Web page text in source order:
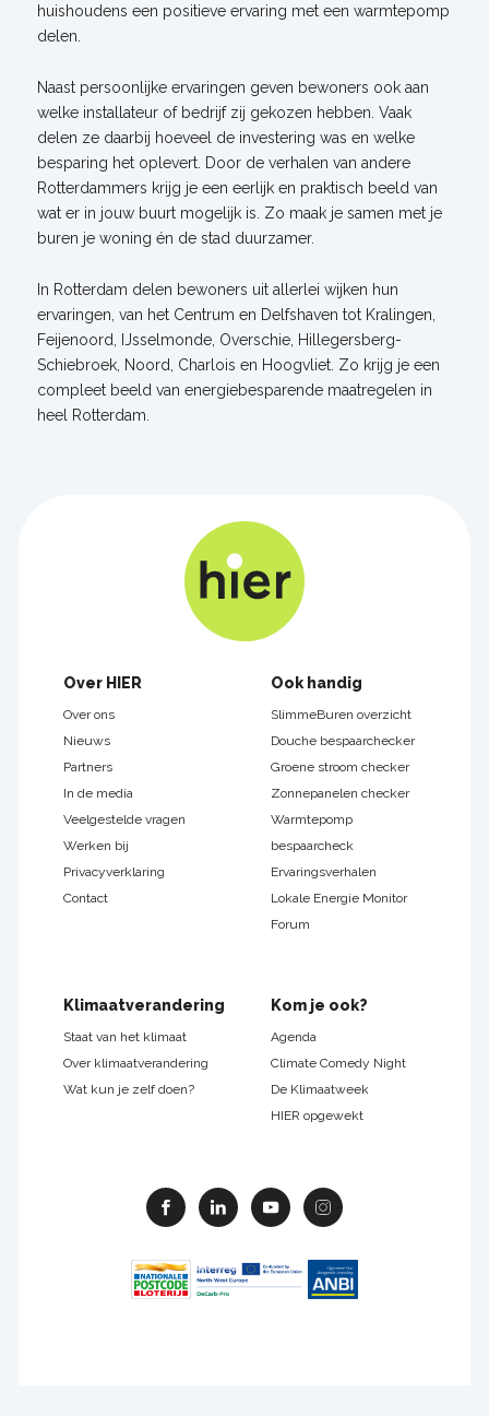
huishoudens een positieve ervaring met een warmtepomp
delen.
Naast persoonlijke ervaringen geven bewoners ook aan
welke installateur of bedrijf zij gekozen hebben. Vaak
delen ze daarbij hoeveel de investering was en welke
besparing het oplevert. Door de verhalen van andere
Rotterdammers krijg je een eerlijk en praktisch beeld van
wat er in jouw buurt mogelijk is. Zo maak je samen met je
buren je woning én de stad duurzamer.
In Rotterdam delen bewoners uit allerlei wijken hun
ervaringen, van het Centrum en Delfshaven tot Kralingen,
Feijenoord, IJsselmonde, Overschie, Hillegersberg-
Schiebroek, Noord, Charlois en Hoogvliet. Zo krijg je een
compleet beeld van energiebesparende maatregelen in
heel Rotterdam.
Footer
navigatie
Over HIER
Over ons
Nieuws
Partners
In de media
Veelgestelde vragen
Werken bij
Privacyverklaring
Contact
Ook handig
SlimmeBuren overzicht
Douche bespaarchecker
Groene stroom checker
Zonnepanelen checker
Warmtepomp
bespaarcheck
Ervaringsverhalen
Lokale Energie Monitor
Forum
Klimaatverandering
Staat van het klimaat
Over klimaatverandering
Wat kun je zelf doen?
Kom je ook?
Agenda
Climate Comedy Night
De Klimaatweek
HIER opgewekt
Facebook Linkedin Youtube Instagram